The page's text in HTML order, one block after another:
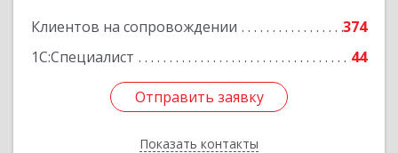
Клиентов на сопровождении
374
1С:Специалист
44
Отправить заявку
Показать контакты
Отправить заявку
Назад